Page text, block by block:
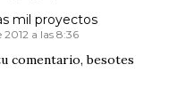
mil proyectos
2012 a las 8:36
comentario, besotes